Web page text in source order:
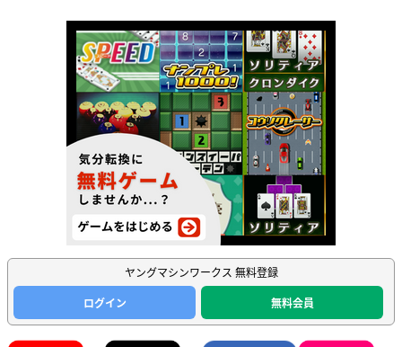
ヤングマシンワークス 無料登録
ログイン
無料会員